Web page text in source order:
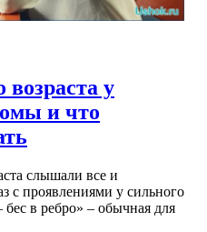
возраста у
и что
слышали все и
с проявлениями у сильного
в ребро» – обычная для